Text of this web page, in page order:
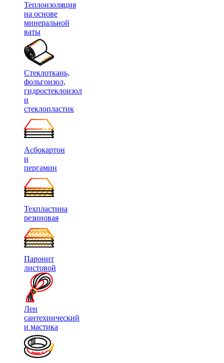
Теплоизоляция
на основе
минеральной
ваты
Стеклоткань,
фольгоизол,
гидростеклоизол
и
стеклопластик
Асбокартон
и
пергамин
Техпластина
резиновая
Паронит
листовой
Лен
сантехнический
и мастика